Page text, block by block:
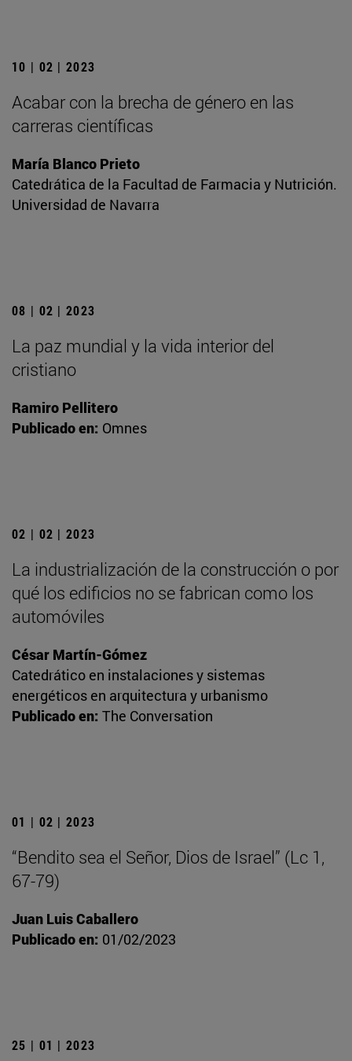
10 | 02 | 2023
Acabar con la brecha de género en las
carreras científicas
María Blanco Prieto
Catedrática de la Facultad de Farmacia y Nutrición.
Universidad de Navarra
08 | 02 | 2023
La paz mundial y la vida interior del
cristiano
Ramiro Pellitero
Publicado en: Omnes
02 | 02 | 2023
La industrialización de la construcción o por
qué los edificios no se fabrican como los
automóviles
César Martín-Gómez
Catedrático en instalaciones y sistemas
energéticos en arquitectura y urbanismo
Publicado en: The Conversation
01 | 02 | 2023
“Bendito sea el Señor, Dios de Israel” (Lc 1,
67-79)
Juan Luis Caballero
Publicado en: 01/02/2023
25 | 01 | 2023